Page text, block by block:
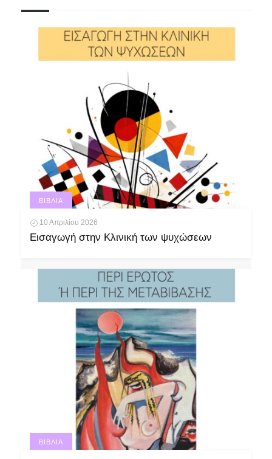
ΒΙΒΛΊΑ
10 Απριλίου 2026
Εισαγωγή στην Κλινική των ψυχώσεων
ΒΙΒΛΊΑ